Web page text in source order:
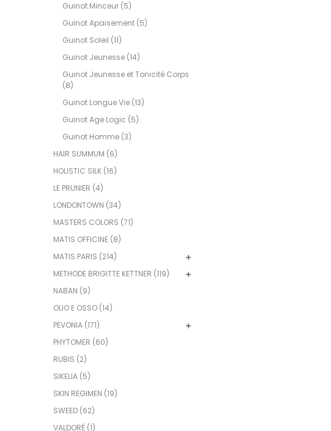
Guinot Minceur (5)
Guinot Apaisement (5)
Guinot Soleil (11)
Guinot Jeunesse (14)
Guinot Jeunesse et Tonicité Corps
(8)
Guinot Longue Vie (13)
Guinot Age Logic (5)
Guinot Homme (3)
HAIR SUMMUM (6)
HOLISTIC SILK (16)
LE PRUNIER (4)
LONDONTOWN (34)
MASTERS COLORS (71)
MATIS OFFICINE (8)
MATIS PARIS (214)
METHODE BRIGITTE KETTNER (119)
NABAN (9)
OLIO E OSSO (14)
PEVONIA (171)
PHYTOMER (60)
RUBIS (2)
SIKELIA (5)
SKIN REGIMEN (19)
SWEED (62)
VALDORÉ (1)